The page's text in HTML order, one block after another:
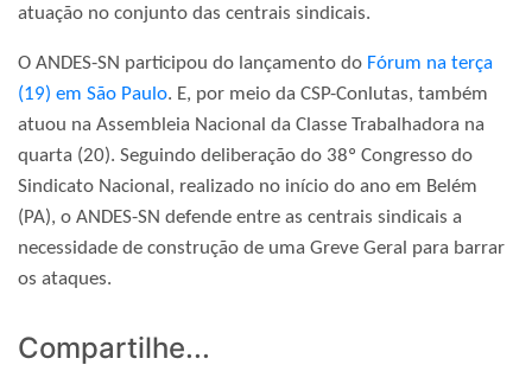
atuação no conjunto das centrais sindicais.
O ANDES-SN participou do lançamento do Fórum na terça
(19) em São Paulo. E, por meio da CSP-Conlutas, também
atuou na Assembleia Nacional da Classe Trabalhadora na
quarta (20). Seguindo deliberação do 38º Congresso do
Sindicato Nacional, realizado no início do ano em Belém
(PA), o ANDES-SN defende entre as centrais sindicais a
necessidade de construção de uma Greve Geral para barrar
os ataques.
Compartilhe...